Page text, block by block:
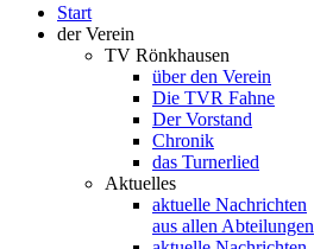
Start
der Verein
TV Rönkhausen
über den Verein
Die TVR Fahne
Der Vorstand
Chronik
das Turnerlied
Aktuelles
aktuelle Nachrichten
aus allen Abteilungen